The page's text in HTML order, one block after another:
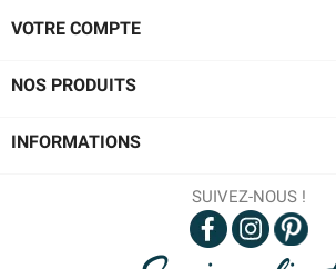
VOTRE COMPTE
NOS PRODUITS
INFORMATIONS
SUIVEZ-NOUS !